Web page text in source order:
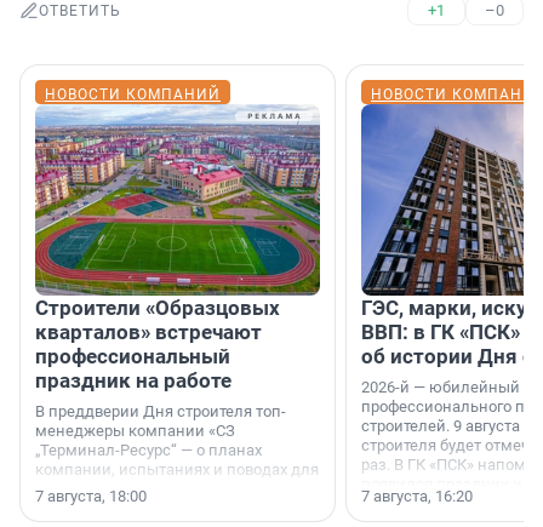
ОТВЕТИТЬ +1 –0
НОВОСТИ КОМПАНИЙ
Строители «Образцовых
кварталов» встречают
профессиональный
праздник на работе
В преддверии Дня строителя топ-
менеджеры компании «СЗ
„Терминал-Ресурс“ — о планах
компании, испытаниях и поводах для
осторожного оптимизма.
7 августа, 18:00
НОВОСТИ
ГЭС, марки,
ВВП: в ГК «ПСК»
об истории Дня
2026-й — юбилейный
профессионального
строителей. 9 августа
строителя будет
раз. В ГК «ПСК»
поменялась роль
7 августа, 16:20